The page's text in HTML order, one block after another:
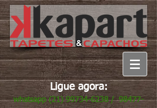
Ligue agora:
whatsapp(21) 99734-6238/98477-